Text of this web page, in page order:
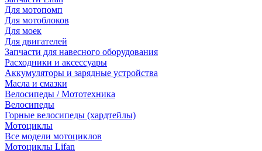
Для мотопомп
Для мотоблоков
Для моек
Для двигателей
Запчасти для навесного оборудования
Расходники и аксессуары
Аккумуляторы и зарядные устройства
Масла и смазки
Велосипеды / Мототехника
Велосипеды
Горные велосипеды (хардтейлы)
Мотоциклы
Все модели мотоциклов
Мотоциклы Lifan